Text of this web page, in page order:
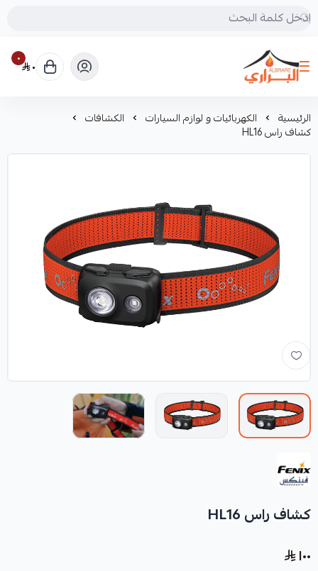
البراري للرحلات
٠ ٠
الرئيسية الكهربائيات و لوازم السيارات الكشافات
كشاف راس HL16
كشاف راس HL16
١٠٠